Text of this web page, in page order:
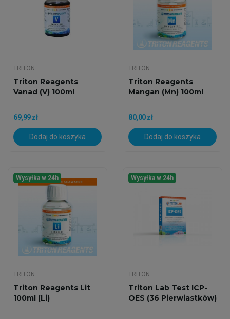
TRITON
Triton Reagents
Vanad (V) 100ml
69,99 zł
Dodaj do koszyka
TRITON
Triton Reagents
Mangan (Mn) 100ml
80,00 zł
Dodaj do koszyka
Wysyłka w 24h
TRITON
Triton Reagents Lit
100ml (Li)
Wysyłka w 24h
TRITON
Triton Lab Test ICP-
OES (36 Pierwiastków)